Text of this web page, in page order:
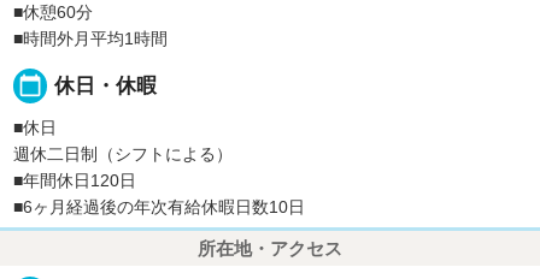
■休憩60分
■時間外月平均1時間
calendar_today 休日・休暇
■休日
週休二日制（シフトによる）
■年間休日120日
■6ヶ月経過後の年次有給休暇日数10日
所在地・アクセス